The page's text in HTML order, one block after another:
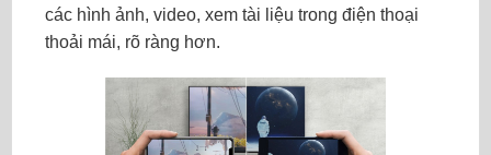
các hình ảnh, video, xem tài liệu trong điện thoại
thoải mái, rõ ràng hơn.